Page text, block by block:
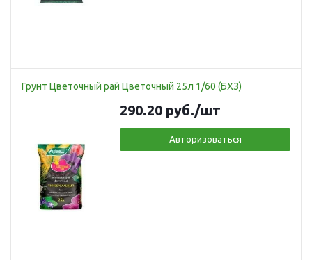
Грунт Цветочный рай Цветочный 25л 1/60 (БХЗ)
290.20 руб./шт
Авторизоваться